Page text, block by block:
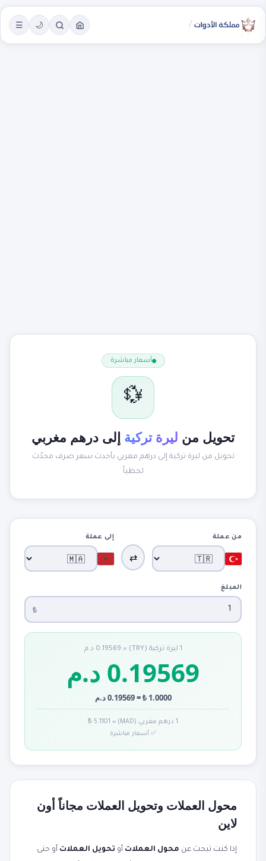
/
🌙
☰
أسعار مباشرة
💱
تحويل من ليرة تركية إلى درهم مغربي
تحويل من ليرة تركية إلى درهم مغربي بأحدث سعر صرف محدّث
لحظياً
من عملة
⇄
إلى عملة
المبلغ
₺
1 ليرة تركية (TRY) = 0.19569 د.م
0.19569 د.م
1.0000 ₺ = 0.19569 د.م
1 درهم مغربي (MAD) = 5.1101 ₺
✅ أسعار مباشرة
محول العملات وتحويل العملات مجاناً أون
لاين
إذا كنت تبحث عن محول العملات أو تحويل العملات أو حتى